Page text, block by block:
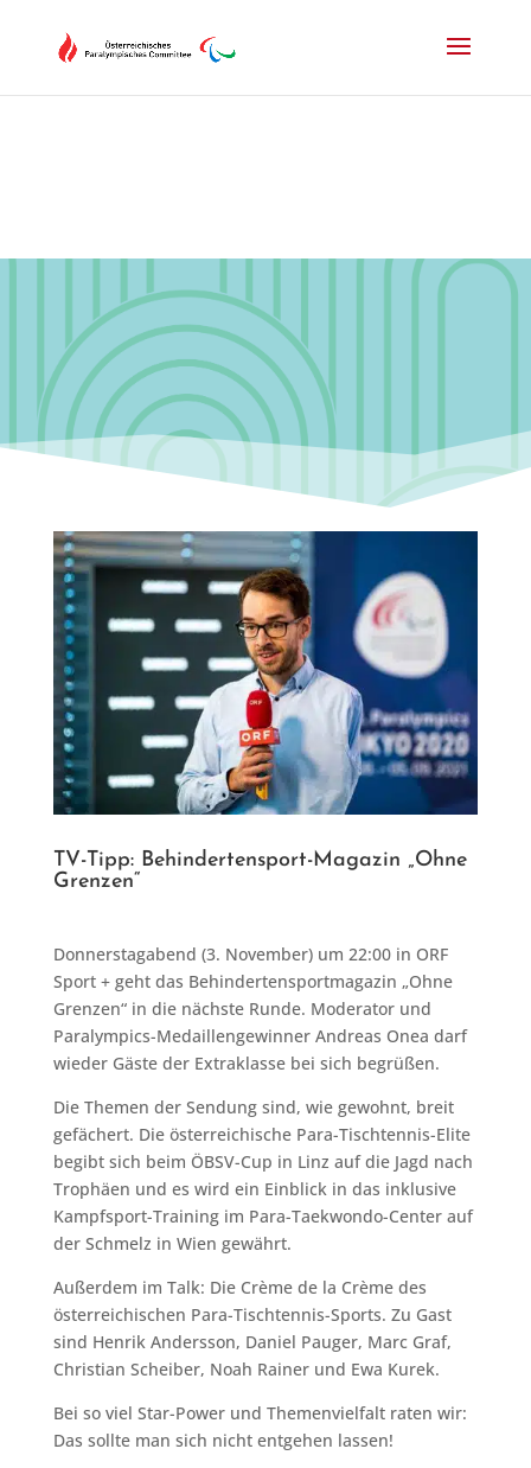
TV-Tipp: Behindertensport-Magazin „Ohne
Grenzen“
Donnerstagabend (3. November) um 22:00 in ORF
Sport + geht das Behindertensportmagazin „Ohne
Grenzen“ in die nächste Runde. Moderator und
Paralympics-Medaillengewinner Andreas Onea darf
wieder Gäste der Extraklasse bei sich begrüßen.
Die Themen der Sendung sind, wie gewohnt, breit
gefächert. Die österreichische Para-Tischtennis-Elite
begibt sich beim ÖBSV-Cup in Linz auf die Jagd nach
Trophäen und es wird ein Einblick in das inklusive
Kampfsport-Training im Para-Taekwondo-Center auf
der Schmelz in Wien gewährt.
Außerdem im Talk: Die Crème de la Crème des
österreichischen Para-Tischtennis-Sports. Zu Gast
sind Henrik Andersson, Daniel Pauger, Marc Graf,
Christian Scheiber, Noah Rainer und Ewa Kurek.
Bei so viel Star-Power und Themenvielfalt raten wir:
Das sollte man sich nicht entgehen lassen!